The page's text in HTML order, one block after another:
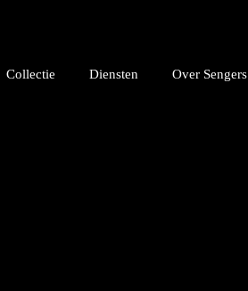
Collectie Diensten Over Sengers